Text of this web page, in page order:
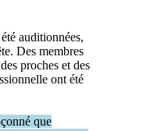
auditionnées,
Des membres
proches et des
ont été
que